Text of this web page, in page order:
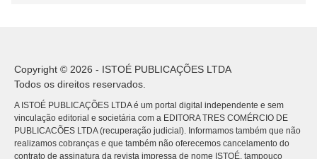
Copyright © 2026 - ISTOÉ PUBLICAÇÕES LTDA
Todos os direitos reservados.
A ISTOÉ PUBLICAÇÕES LTDA é um portal digital independente e sem
vinculação editorial e societária com a EDITORA TRES COMÉRCIO DE
PUBLICACÕES LTDA (recuperação judicial). Informamos também que não
realizamos cobranças e que também não oferecemos cancelamento do
contrato de assinatura da revista impressa de nome ISTOÉ, tampouco